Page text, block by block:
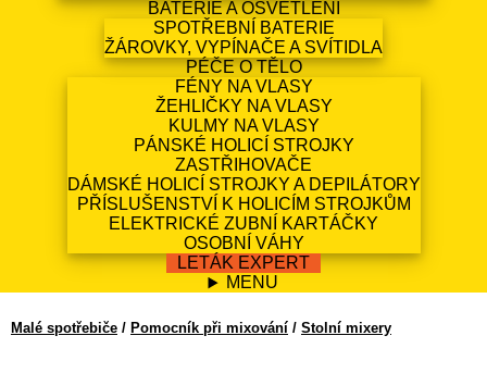
BATERIE A OSVĚTLENÍ
SPOTŘEBNÍ BATERIE
ŽÁROVKY, VYPÍNAČE A SVÍTIDLA
PÉČE O TĚLO
FÉNY NA VLASY
ŽEHLIČKY NA VLASY
KULMY NA VLASY
PÁNSKÉ HOLICÍ STROJKY
ZASTŘIHOVAČE
DÁMSKÉ HOLICÍ STROJKY A DEPILÁTORY
PŘÍSLUŠENSTVÍ K HOLICÍM STROJKŮM
ELEKTRICKÉ ZUBNÍ KARTÁČKY
OSOBNÍ VÁHY
LETÁK EXPERT
MENU
Malé spotřebiče / Pomocník při mixování / Stolní mixery